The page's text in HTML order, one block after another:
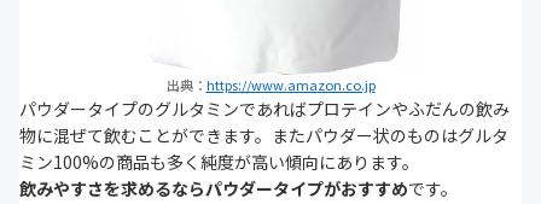
出典： https://www.amazon.co.jp
パウダータイプのグルタミンであればプロテインやふだんの飲み
物に混ぜて飲むことができます。またパウダー状のものはグルタ
ミン100%の商品も多く純度が高い傾向にあります。
飲みやすさを求めるならパウダータイプがおすすめです。